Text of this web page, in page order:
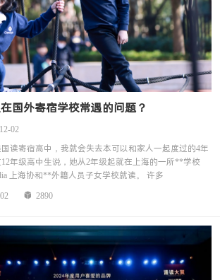
国外寄宿学校常遇的问题？
02
读寄宿高中，我就会失去本可以和家人一起度过的4年
12年级高中生说，她从2年级起就在上海的一所**学校
上海协和**外籍人员子女学校就读。 许多
 2890